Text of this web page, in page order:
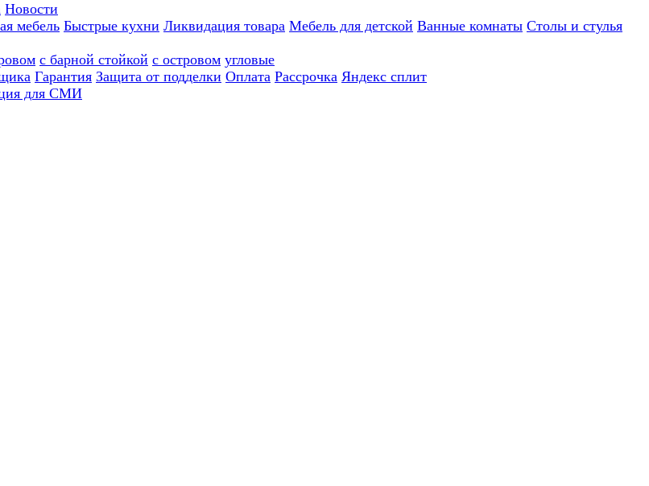
Новости
мебель Быстрые кухни Ликвидация товара Мебель для детской Ванные комнаты Столы и стулья
с барной стойкой с островом угловые
Гарантия Защита от подделки Оплата Рассрочка Яндекс сплит
для СМИ